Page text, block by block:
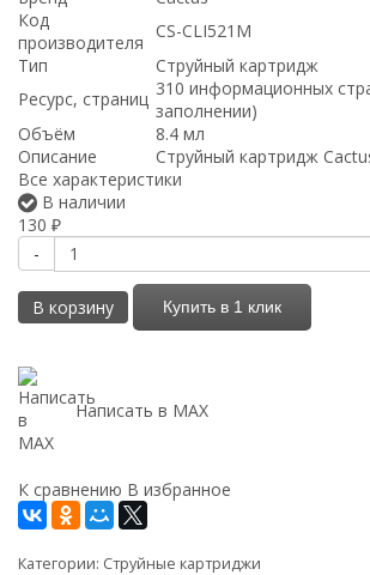
Код
производителя
CS-CLI521M
Тип
Струйный картридж
Ресурс, страниц 310 информационных
заполнении)
Объём
8.4 мл
Описание
Струйный картридж
Все характеристики
В наличии
130 ₽
-
В корзину Купить в 1 клик
Написать в MAX
К сравнению В избранное
Категории: Струйные картриджи